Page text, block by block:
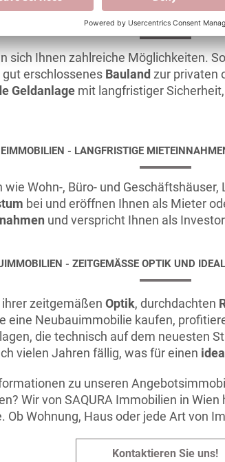
- SOLIDE GELDANLAGE MIT
Ihnen zahlreiche Möglichkeiten.
erschlossenes Bauland zur privaten
Geldanlage mit langfristiger
- LANGFRISTIGE
Wohn-, Büro- und
bei und eröffnen Ihnen als Mieter
und verspricht Ihnen als
- ZEITGEMÄSSE OPTIK UND
zeitgemäßen Optik, durchdachten
eine Neubauimmobilie kaufen,
die technisch auf dem neuesten
vielen Jahren fällig, was für einen
zu unseren
Wir von SAQURA Immobilien in
Wohnung, Haus oder jede Art von
Kontaktieren Sie uns!